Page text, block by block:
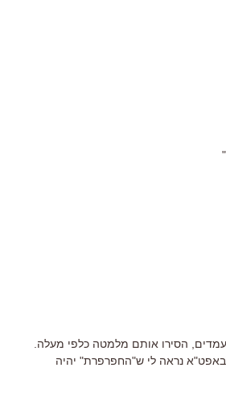
הסירו אותם מלמטה כלפי מעלה.
נראה לי ש"החפרפרת" יהיה